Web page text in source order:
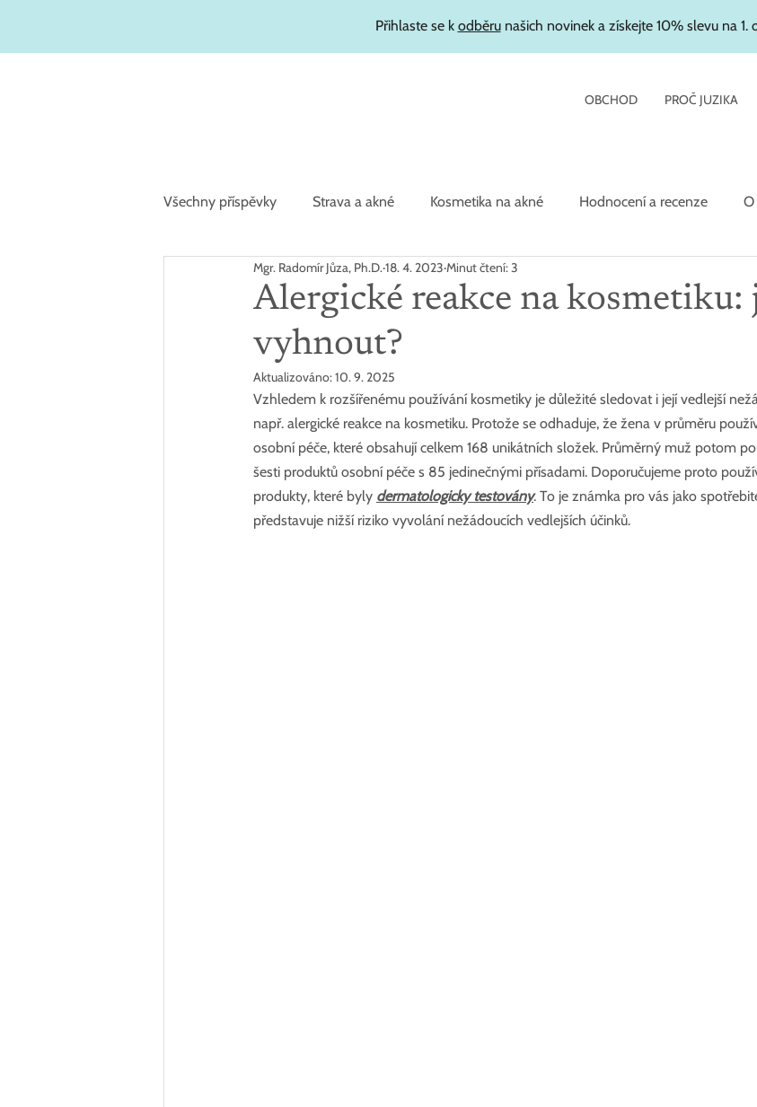
Přihlaste se k odběrunašich novinek a získejte 10% slevu na 1.
OBCHOD PROČ JUZIKA
Všechny příspěvky Strava a akné Kosmetika na akné Hodnocení a recenze O
Zajímavosti Hydratační kosmetika
Alergické reakce na kosmetiku:
vyhnout?
Mgr. Radomír Jůza, Ph.D. 18. 4. 2023 Minut čtení: 3
Aktualizováno:10. 9. 2025
Vzhledem k rozšířenému používání kosmetiky je důležité sledovat i její vedlejší
např. alergické reakce na kosmetiku. Protože se odhaduje, že žena v průměru
osobní péče, které obsahují celkem 168 unikátních složek. Průměrný muž potom
šesti produktů osobní péče s 85 jedinečnými přísadami. Doporučujeme proto
produkty, které byly dermatologicky testovány. To je známka pro vás jako
představuje nižší riziko vyvolání nežádoucích vedlejších účinků.